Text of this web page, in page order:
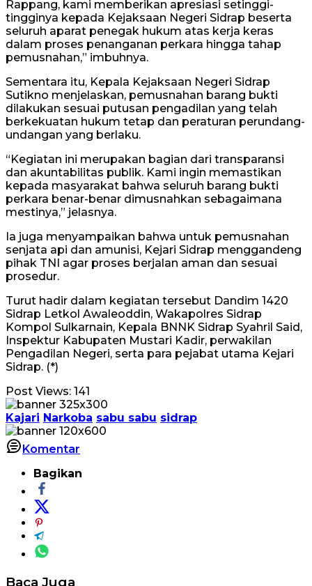
Rappang, kami memberikan apresiasi setinggi-
tingginya kepada Kejaksaan Negeri Sidrap beserta
seluruh aparat penegak hukum atas kerja keras
dalam proses penanganan perkara hingga tahap
pemusnahan,” imbuhnya.
Sementara itu, Kepala Kejaksaan Negeri Sidrap
Sutikno menjelaskan, pemusnahan barang bukti
dilakukan sesuai putusan pengadilan yang telah
berkekuatan hukum tetap dan peraturan perundang-
undangan yang berlaku.
“Kegiatan ini merupakan bagian dari transparansi
dan akuntabilitas publik. Kami ingin memastikan
kepada masyarakat bahwa seluruh barang bukti
perkara benar-benar dimusnahkan sebagaimana
mestinya,” jelasnya.
Ia juga menyampaikan bahwa untuk pemusnahan
senjata api dan amunisi, Kejari Sidrap menggandeng
pihak TNI agar proses berjalan aman dan sesuai
prosedur.
Turut hadir dalam kegiatan tersebut Dandim 1420
Sidrap Letkol Awaleoddin, Wakapolres Sidrap
Kompol Sulkarnain, Kepala BNNK Sidrap Syahril Said,
Inspektur Kabupaten Mustari Kadir, perwakilan
Pengadilan Negeri, serta para pejabat utama Kejari
Sidrap. (*)
Post Views: 141
Kajari Narkoba sabu sabu sidrap
Komentar
Bagikan
Baca Juga